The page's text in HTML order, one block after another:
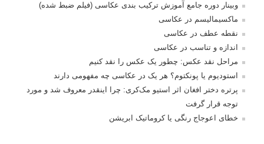
وبینار دوره جامع آموزش ترکیب بندی عکاسی (فیلم ضبط شده)
ماکسیمالیسم در عکاسی
نقطه عطف در عکاسی
اندازه و تناسب در عکاسی
مراحل نقد عکس: چطور یک عکس را نقد کنیم
استودیوم یا پونکتوم؟ هر یک در عکاسی چه مفهومی دارند
پرتره دختر افغان اثر استیو مک‌کری: چرا اینقدر معروف شد و مورد
توجه قرار گرفت
خطای اعوجاج رنگی یا کروماتیک ابریشن